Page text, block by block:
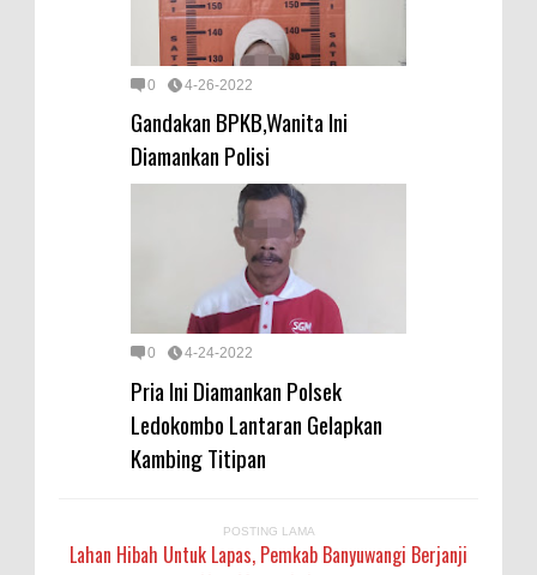
0 4-26-2022
Gandakan BPKB,Wanita Ini
Diamankan Polisi
0 4-24-2022
Pria Ini Diamankan Polsek
Ledokombo Lantaran Gelapkan
Kambing Titipan
POSTING LAMA
Lahan Hibah Untuk Lapas, Pemkab Banyuwangi Berjanji